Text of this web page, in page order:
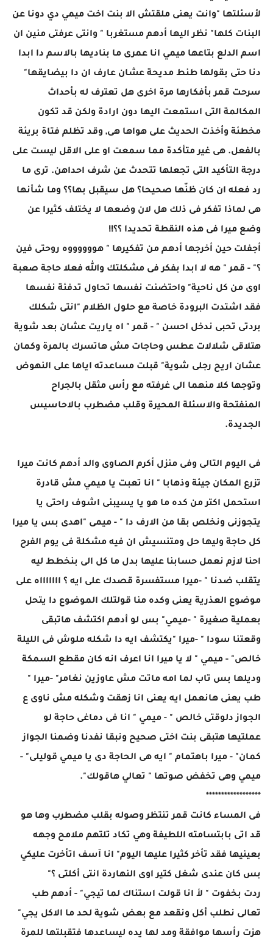
لأسئلتها "وانت يعنى ملقتش الا بنت اخت ميمي دي دونا عن
البنات كلها" نظر اليها أدهم مستغربا " وانتى عرفتى منين ان
اسم الدلع بتاعها ميمي انا عمرى ما بناديها بالاسم دا ابدا
دنا حتى بقولها طنط مديحة عشان عارف ان دا بيضايقها"
سرحت قمر بأفكارها مرة اخرى هل تعترف له بأحداث
المكالمة التى استمعت اليها دون ارادة ولكن قد تكون
مخطئة وأخذت الحديث على هواها هى, وقد تظلم فتاة بريئة
بالفعل. هى غير متأكدة مما سمعت او على الاقل ليست على
درجة التأكيد التى تجعلها تتحدث عن شرف احداهن. ترى ما
رد فعله ان كان ظنّها صحيحا؟ هل سيقبل بها؟؟ وما شأنها
هى لماذا تفكر فى ذلك هل لان وضعها لا يختلف كثيرا عن
وضع ميرا فى هذه النقطة تحديدا ؟؟!!
أجفلت حين أخرجها أدهم من تفكيرها " هووووووه روحتى فين
؟" - قمر " هه لا ابدا بفكر فى مشكلتك والله فعلا حاجة صعبة
اوى من كل ناحية" واحتضنت نفسها تحاول تدفئة نفسها
فقد اشتدت البرودة خاصة مع حلول الظلام "انتى شكلك
بردتى تحبى ندخل احسن " - قمر " اه ياريت عشان بعد شوية
هتلاقى شلالات عطس وحاجات مش هاتسرك بالمرة وكمان
عشان اريح رجلى شوية" قبلت مساعدته اياها على النهوض
وتوجها كلا منهما الى غرفته مع رأس مثقل بالجراح
المنفتحة والاسئلة المحيرة وقلب مضطرب بالاحاسيس
الجديدة.
فى اليوم التالى وفى منزل أكرم الصاوى والد أدهم كانت ميرا
تزرع المكان جيئة وذهابا " انا تعبت يا ميمي مش قادرة
استحمل اكتر من كده ما هو يا يسيبنى اشوف راحتى يا
يتجوزنى ونخلص بقا من الارف دا " - ميمى "اهدى بس يا ميرا
كل حاجة وليها حل ومتنسيش ان فيه مشكلة فى يوم الفرح
احنا لازم نعمل حسابنا عليها بدل ما كل الى بنخطط ليه
يتقلب ضدنا " -ميرا مستفسرة قصدك على ايه ؟ اااااااه على
موضوع العذرية يعنى وكده منا قولتلك الموضوع دا يتحل
بعملية صغيرة " -ميمي" بس لو أدهم اكتشف هاتبقى
وقعتنا سودا " -ميرا "يكتشف ايه دا شكله ملوش فى الليلة
خالص" - ميمي " لا يا ميرا انا اعرف انه كان مقطع السمكة
وديلها بس تاب لما امه ماتت مش عاوزين نغامر" -ميرا "
طب يعنى هانعمل ايه يعنى انا زهقت وشكله مش ناوى ع
الجواز دلوقتى خالص " - ميمي " انا فى دماغى حاجة لو
عملتيها هتبقى بنت اختى صحيح ونبقا نفدنا وضمنا الجواز
كمان" - ميرا باهتمام " ايه هى الحاجة دى يا ميمي قوليلى" -
ميمي وهى تخفض صوتها " تعالي هاقولك".
******************
فى المساء كانت قمر تنتظر وصوله بقلب مضطرب وها هو
قد اتى بابتسامته اللطيفة وهي تكاد تلتهم ملامح وجهه
بعينيها فقد تأخر كثيرا عليها اليوم" انا آسف اتأخرت عليكي
بس كان عندى شغل كتير اوى النهاردة انتى أكلتى ؟"
ردت بخفوت " لأ انا قولت استناك لما تيجي" - أدهم طب
تعالى نطلب أكل ونقعد مع بعض شوية لحد ما الاكل يجي"
هزت رأسها موافقة ومد لها يده ليساعدها فتقبلتها للمرة